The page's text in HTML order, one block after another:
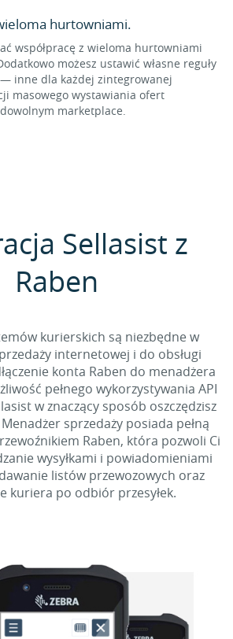
hurtowniami.
współpracę z wieloma hurtowniami
możesz ustawić własne reguły
inne dla każdej zintegrowanej
masowego wystawiania ofert
marketplace.
Sellasist z
Raben
kurierskich są niezbędne w
internetowej i do obsługi
konta Raben do menadżera
pełnego wykorzystywania API
w znaczący sposób oszczędzisz
sprzedaży posiada pełną
Raben, która pozwoli Ci
wysyłkami i powiadomieniami
listów przewozowych oraz
kuriera po odbiór przesyłek.